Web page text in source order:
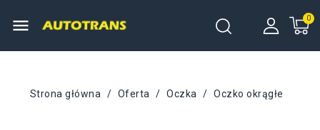
menu
Strona główna Oferta Oczka Oczko okrągłe